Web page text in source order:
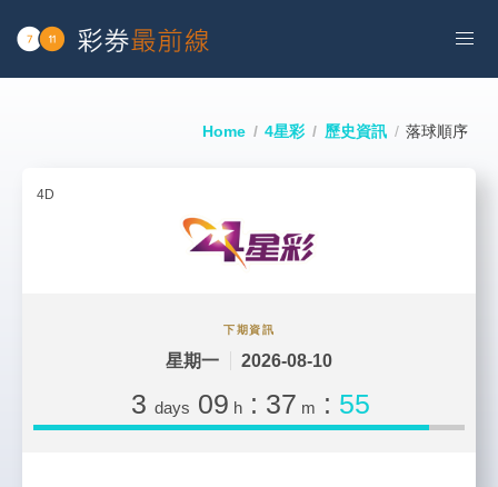
Home 4星彩 歷史資訊 落球順序
4D
下期資訊
星期一 2026-08-10
3 days 09 h : 37 m : 55